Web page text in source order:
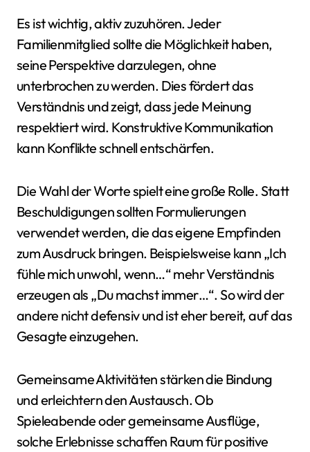
Es ist wichtig, aktiv zuzuhören. Jeder
Familienmitglied sollte die Möglichkeit haben,
seine Perspektive darzulegen, ohne
unterbrochen zu werden. Dies fördert das
Verständnis und zeigt, dass jede Meinung
respektiert wird. Konstruktive Kommunikation
kann Konflikte schnell entschärfen.
Die Wahl der Worte spielt eine große Rolle. Statt
Beschuldigungen sollten Formulierungen
verwendet werden, die das eigene Empfinden
zum Ausdruck bringen. Beispielsweise kann „Ich
fühle mich unwohl, wenn…“ mehr Verständnis
erzeugen als „Du machst immer…“. So wird der
andere nicht defensiv und ist eher bereit, auf das
Gesagte einzugehen.
Gemeinsame Aktivitäten stärken die Bindung
und erleichtern den Austausch. Ob
Spieleabende oder gemeinsame Ausflüge,
solche Erlebnisse schaffen Raum für positive